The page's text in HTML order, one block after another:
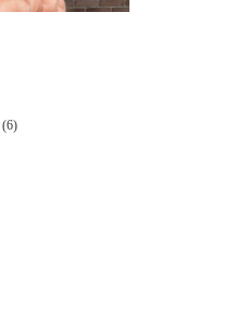
(6)